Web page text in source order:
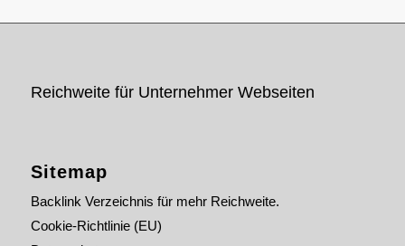
Reichweite für Unternehmer Webseiten
Sitemap
Backlink Verzeichnis für mehr Reichweite.
Cookie-Richtlinie (EU)